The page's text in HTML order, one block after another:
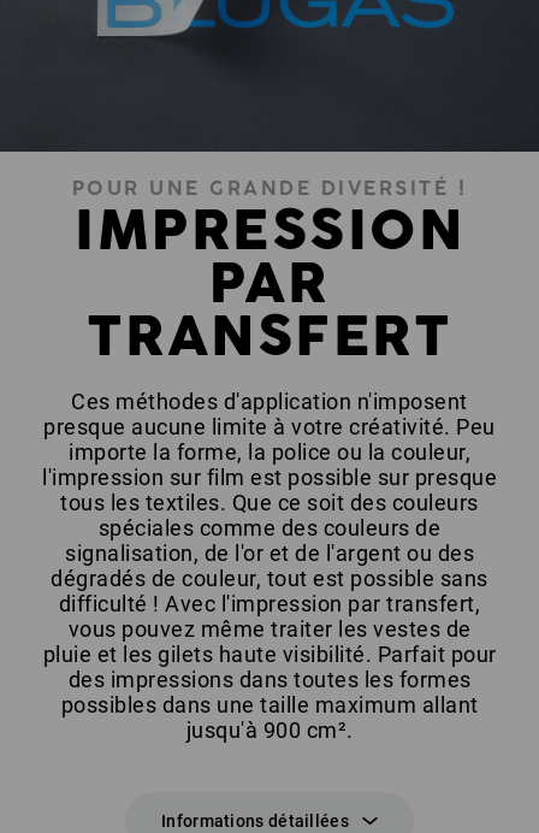
POUR UNE GRANDE DIVERSITÉ !
IMPRESSION
PAR
TRANSFERT
Ces méthodes d'application n'imposent
presque aucune limite à votre créativité. Peu
importe la forme, la police ou la couleur,
l'impression sur film est possible sur presque
tous les textiles. Que ce soit des couleurs
spéciales comme des couleurs de
signalisation, de l'or et de l'argent ou des
dégradés de couleur, tout est possible sans
difficulté ! Avec l'impression par transfert,
vous pouvez même traiter les vestes de
pluie et les gilets haute visibilité. Parfait pour
des impressions dans toutes les formes
possibles dans une taille maximum allant
jusqu'à 900 cm².
Informations détaillées